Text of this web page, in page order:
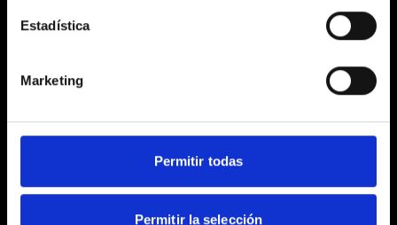
Estadística
Marketing
Permitir todas
Permitir la selección
Optimización de Conversiones